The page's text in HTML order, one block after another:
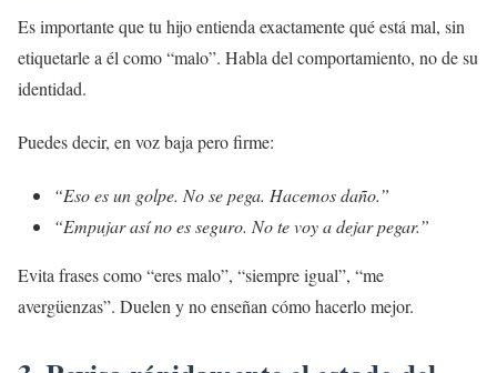
Es importante que tu hijo entienda exactamente qué está mal, sin
etiquetarle a él como “malo”. Habla del comportamiento, no de su
identidad.
Puedes decir, en voz baja pero firme:
“Eso es un golpe. No se pega. Hacemos daño.”
“Empujar así no es seguro. No te voy a dejar pegar.”
Evita frases como “eres malo”, “siempre igual”, “me
avergüenzas”. Duelen y no enseñan cómo hacerlo mejor.